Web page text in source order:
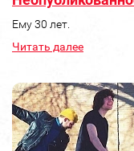
Ему 30 лет.
Читать далее